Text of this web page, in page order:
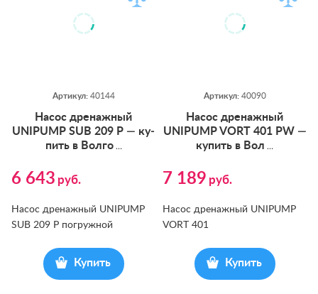
Артикул: 40144
На­сос дре­наж­ный
UNIPUMP SUB 209 P — ку­
пить в Вол­го…
6 643 руб.
Насос дренажный UNIPUMP
SUB 209 P погружной
Купить
Артикул: 40090
На­сос дре­наж­ный
UNIPUMP VORT 401 PW —
ку­пить в Вол …
7 189 руб.
Насос дренажный UNIPUMP
VORT 401
Купить